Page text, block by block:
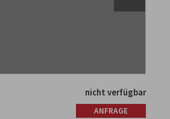
nicht verfügbar
ANFRAGE